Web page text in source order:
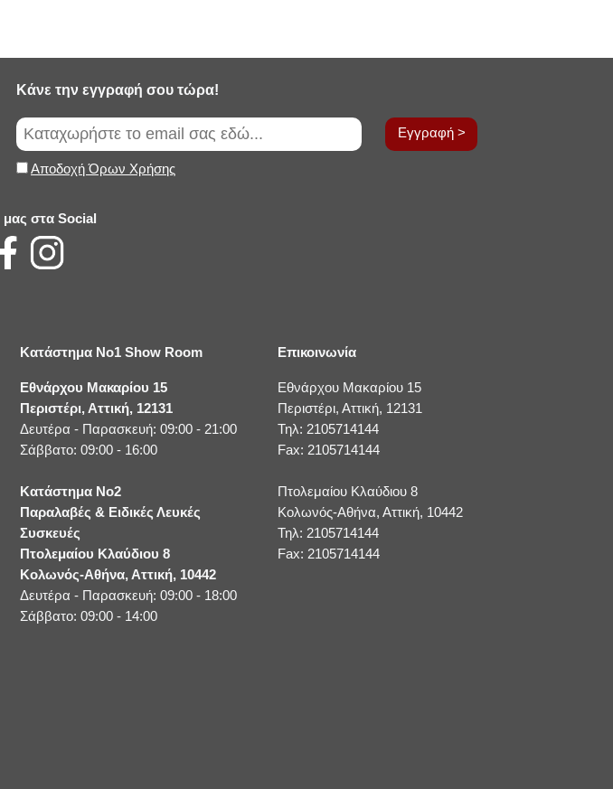
Κάνε την εγγραφή σου τώρα!
Εγγραφή >
Αποδοχή Όρων Χρήσης
στα Social
Κατάστημα No1 Show Room
Εθνάρχου Μακαρίου 15
Περιστέρι, Αττική, 12131
Δευτέρα - Παρασκευή: 09:00 - 21:00
Σάββατο: 09:00 - 16:00
Κατάστημα No2
Παραλαβές & Ειδικές Λευκές
Συσκευές
Πτολεμαίου Κλαύδιου 8
Κολωνός-Αθήνα, Αττική, 10442
Δευτέρα - Παρασκευή: 09:00 - 18:00
Σάββατο: 09:00 - 14:00
Επικοινωνία
Εθνάρχου Μακαρίου 15
Περιστέρι, Αττική, 12131
Τηλ: 2105714144
Fax: 2105714144
Πτολεμαίου Κλαύδιου 8
Κολωνός-Αθήνα, Αττική, 10442
Τηλ: 2105714144
Fax: 2105714144